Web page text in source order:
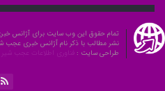
تمام حقوق این وب سایت برای آژانس
نشر مطالب با ذکر نام آژانس خبری عجب
طراحی سایت : فناوری اطلاعات عجب